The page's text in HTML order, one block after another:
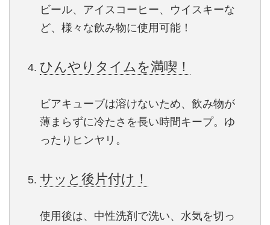
ビール、アイスコーヒー、ウイスキーな
ど、様々な飲み物に使用可能！
ひんやりタイムを満喫！
ビアキューブは溶けないため、飲み物が
薄まらずに冷たさを長い時間キープ。ゆ
ったりヒンヤリ。
サッと後片付け！
使用後は、中性洗剤で洗い、水気を切っ